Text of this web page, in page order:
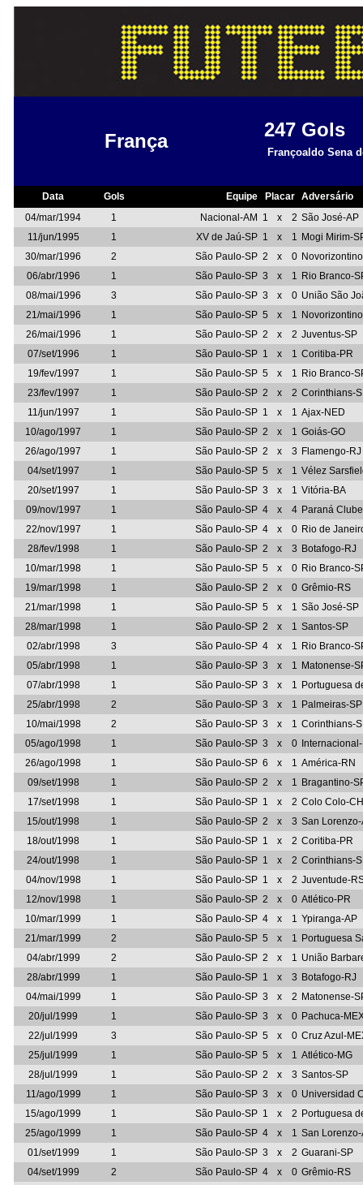
França
247 Gols
Françoaldo Sena
Data Gols Equipe Placar
Adversário
04/mar/1994
1 Nacional-AM 1 x 2 São José-AP
11/jun/1995
1 XV de Jaú-SP 1 x 1 Mogi Mirim-
30/mar/1996
2 São Paulo-SP 2 x 0
06/abr/1996
1 São Paulo-SP 3 x 1 Rio Branco-
08/mai/1996
3 São Paulo-SP 3 x 0 União São
21/mai/1996
1 São Paulo-SP 5 x 1
26/mai/1996
1 São Paulo-SP 2 x 2 Juventus-SP
07/set/1996
1 São Paulo-SP 1 x 1 Coritiba-PR
19/fev/1997
1 São Paulo-SP 5 x 1 Rio Branco-
23/fev/1997
1 São Paulo-SP 2 x 2 Corinthians-
11/jun/1997
1 São Paulo-SP 1 x 1 Ajax-NED
10/ago/1997
1 São Paulo-SP 2 x 1 Goiás-GO
26/ago/1997
1 São Paulo-SP 2 x 3 Flamengo-RJ
04/set/1997
1 São Paulo-SP 5 x 1 Vélez
20/set/1997
1 São Paulo-SP 3 x 1 Vitória-BA
09/nov/1997
1 São Paulo-SP 4 x 4 Paraná
22/nov/1997
1 São Paulo-SP 4 x 0 Rio de
28/fev/1998
1 São Paulo-SP 2 x 3 Botafogo-RJ
10/mar/1998
1 São Paulo-SP 5 x 0 Rio Branco-
19/mar/1998
1 São Paulo-SP 2 x 0 Grêmio-RS
21/mar/1998
1 São Paulo-SP 5 x 1 São José-SP
28/mar/1998
1 São Paulo-SP 2 x 1 Santos-SP
02/abr/1998
3 São Paulo-SP 4 x 1 Rio Branco-
05/abr/1998
1 São Paulo-SP 3 x 1 Matonense-
07/abr/1998
1 São Paulo-SP 3 x 1 Portuguesa
25/abr/1998
2 São Paulo-SP 3 x 1 Palmeiras-SP
10/mai/1998
2 São Paulo-SP 3 x 1 Corinthians-
05/ago/1998
1 São Paulo-SP 3 x 0
26/ago/1998
1 São Paulo-SP 6 x 1 América-RN
09/set/1998
1 São Paulo-SP 2 x 1 Bragantino-
17/set/1998
1 São Paulo-SP 1 x 2 Colo Colo-
15/out/1998
1 São Paulo-SP 2 x 3 San Lorenzo-
18/out/1998
1 São Paulo-SP 1 x 2 Coritiba-PR
24/out/1998
1 São Paulo-SP 1 x 2 Corinthians-
04/nov/1998
1 São Paulo-SP 1 x 2 Juventude-
12/nov/1998
1 São Paulo-SP 2 x 0 Atlético-PR
10/mar/1999
1 São Paulo-SP 4 x 1 Ypiranga-AP
21/mar/1999
2 São Paulo-SP 5 x 1 Portuguesa
04/abr/1999
2 São Paulo-SP 2 x 1 União
28/abr/1999
1 São Paulo-SP 1 x 3 Botafogo-RJ
04/mai/1999
1 São Paulo-SP 3 x 2 Matonense-
20/jul/1999
1 São Paulo-SP 3 x 0 Pachuca-
22/jul/1999
3 São Paulo-SP 5 x 0 Cruz Azul-
25/jul/1999
1 São Paulo-SP 5 x 1 Atlético-MG
28/jul/1999
1 São Paulo-SP 2 x 3 Santos-SP
11/ago/1999
1 São Paulo-SP 3 x 0 Universidad
15/ago/1999
1 São Paulo-SP 1 x 2 Portuguesa
25/ago/1999
1 São Paulo-SP 4 x 1 San Lorenzo-
01/set/1999
1 São Paulo-SP 3 x 2 Guarani-SP
04/set/1999
2 São Paulo-SP 4 x 0 Grêmio-RS